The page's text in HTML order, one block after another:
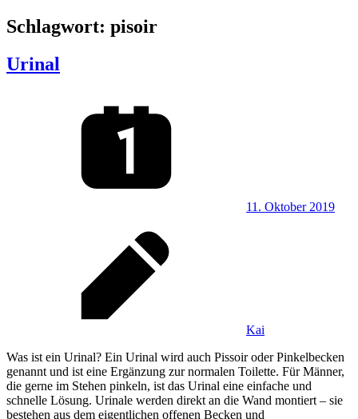
Schlagwort: pisoir
Urinal
11. Oktober 2019
Kai
Was ist ein Urinal? Ein Urinal wird auch Pissoir oder Pinkelbecken
genannt und ist eine Ergänzung zur normalen Toilette. Für Männer,
die gerne im Stehen pinkeln, ist das Urinal eine einfache und
schnelle Lösung. Urinale werden direkt an die Wand montiert – sie
bestehen aus dem eigentlichen offenen Becken und